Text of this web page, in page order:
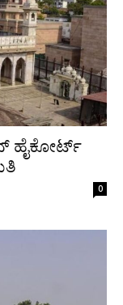
ಹೈಕೋರ್ಟ್‌
0